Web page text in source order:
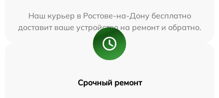
Наш курьер в Ростове-на-Дону бесплатно
доставит ваше устройство на ремонт и обратно.
Срочный ремонт